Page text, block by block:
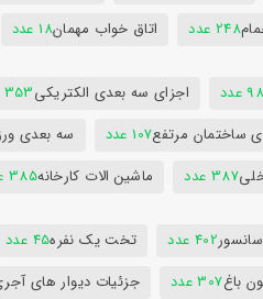
248 عدد اتاق خواب مهمان18 عدد
98 عدد اجزای سه بعدی الکتریکی353 عدد
ساختمان مرتفع107 عدد سه بعدی
387 عدد ماشین الات کارخانه385 عدد
402 عدد تخت یک نفره45 عدد
باغ307 عدد جزئیات دیوار های